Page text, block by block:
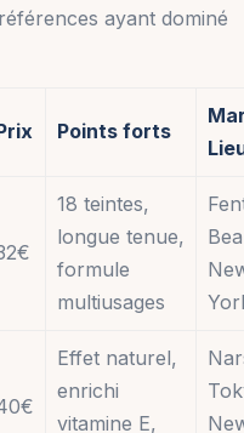
ayant dominé
Points forts
18 teintes,
longue tenue,
formule
multiusages
Effet naturel,
enrichi
vitamine E,